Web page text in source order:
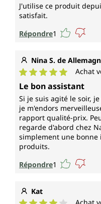
J'utilise ce produit
satisfait.
Répondre1
Nina S. de
Note moyenne de 5
Achat
Le bon assistant
Si je suis agité le soir,
je m'endors
rapport qualité-prix.
regarde d'abord chez
simplement une bonne
produits.
Répondre1
Kat